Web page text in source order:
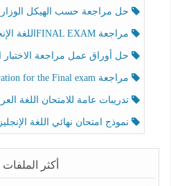
حل مراجعة حسب الهيكل الوزاري العلوم
مراجعة FINAL EXAMاللغة الإنجليزية الصف الخامس الفصل الثالث
حل أوراق عمل مراجعة الاختبار النهائي اللغة
مراجعة Preparation for the Final exam اللغة الإنجليزية الصف الرابع الفصل الثالث
تدريبات عامة للامتحان اللغة
نموذج امتحان نهائي اللغة
أكثر الملفات